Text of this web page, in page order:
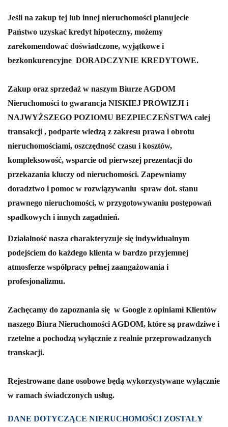
Jeśli na zakup tej lub innej nieruchomości planujecie
Państwo uzyskać kredyt hipoteczny, możemy
zarekomendować doświadczone, wyjątkowe i
bezkonkurencyjne DORADCZYNIE KREDYTOWE.
Zakup oraz sprzedaż w naszym Biurze AGDOM
Nieruchomości to gwarancja NISKIEJ PROWIZJI i
NAJWYŻSZEGO POZIOMU BEZPIECZEŃSTWA całej
transakcji , podparte wiedzą z zakresu prawa i obrotu
nieruchomościami, oszczędność czasu i kosztów,
kompleksowość, wsparcie od pierwszej prezentacji do
przekazania kluczy od nieruchomości. Zapewniamy
doradztwo i pomoc w rozwiązywaniu spraw dot. stanu
prawnego nieruchomości, w przygotowywaniu postępowań
spadkowych i innych zagadnień.
Działalność nasza charakteryzuje się indywidualnym
podejściem do każdego klienta w bardzo przyjemnej
atmosferze współpracy pełnej zaangażowania i
profesjonalizmu.
Zachęcamy do zapoznania się w Google z opiniami Klientów
naszego Biura Nieruchomości AGDOM, które są prawdziwe i
rzetelne a pochodzą wyłącznie z realnie przeprowadzanych
transkacji.
Rejestrowane dane osobowe będą wykorzystywane wyłącznie
w ramach świadczonych usług.
DANE DOTYCZĄCE NIERUCHOMOŚCI ZOSTAŁY